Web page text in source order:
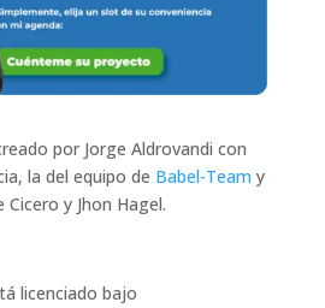
por Jorge Aldrovandi con
la del equipo de Babel-Team y
y Jhon Hagel.
licenciado bajo